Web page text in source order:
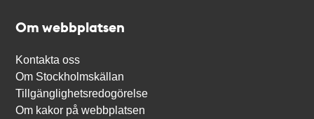
Om webbplatsen
Kontakta oss
Om Stockholmskällan
Tillgänglighetsredogörelse
Om kakor på webbplatsen